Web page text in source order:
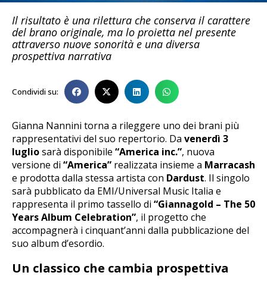
Il risultato è una rilettura che conserva il carattere
del brano originale, ma lo proietta nel presente
attraverso nuove sonorità e una diversa
prospettiva narrativa
Condividi su:
Gianna Nannini torna a rileggere uno dei brani più
rappresentativi del suo repertorio. Da venerdì 3
lugliosarà disponibile “America inc.”, nuova
versione di “America” realizzata insieme a Marracash
e prodotta dalla stessa artista con Dardust. Il singolo
sarà pubblicato da EMI/Universal Music Italia e
rappresenta il primo tassello di “Giannagold – The 50
Years Album Celebration”, il progetto che
accompagnerà i cinquant’anni dalla pubblicazione del
suo album d’esordio.
Un classico che cambia prospettiva